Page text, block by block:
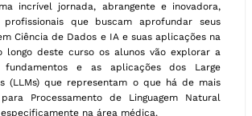
incrível jornada, abrangente e inovadora,
que buscam aprofundar seus
Ciência de Dados e IA e suas aplicações na
longo deste curso os alunos vão explorar a
fundamentos e as aplicações dos Large
(LLMs) que representam o que há de mais
Processamento de Linguagem Natural
na área médica.